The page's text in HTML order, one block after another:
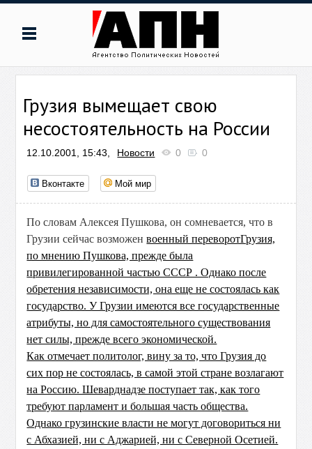
Грузия вымещает свою
несостоятельность на России
12.10.2001, 15:43, Новости 0 0
Вконтакте Мой мир
По словам Алексея Пушкова, он сомневается, что в
Грузии сейчас возможенвоенный переворотГрузия,
по мнению Пушкова, прежде была
привилегированной частью СССР . Однако после
обретения независимости, она еще не состоялась как
государство. У Грузии имеются все государственные
атрибуты, но для самостоятельного существования
нет силы, прежде всего экономической.
Как отмечает политолог, вину за то, что Грузия до
сих пор не состоялась, в самой этой стране возлагают
на Россию. Шеварднадзе поступает так, как того
требуют парламент и большая часть общества.
Однако грузинские власти не могут договориться ни
с Абхазией, ни с Аджарией, ни с Северной Осетией.